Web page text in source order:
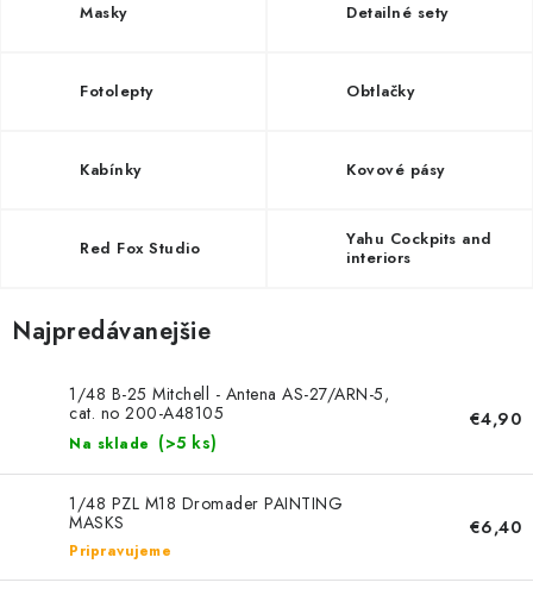
VOUCHERS
PREDÁVANÉ ZNAČKY
Modelársky slovník Art Scale
Masky Detailné sety
Fotolepty Obtlačky
Kabínky Kovové pásy
Red Fox Studio
Yahu Cockpits and
interiors
Najpredávanejšie
1/48 B-25 Mitchell - Antena AS-27/ARN-5,
cat. no 200-A48105
Na sklade (>5 ks)
€4,90
1/48 PZL M18 Dromader PAINTING
MASKS
Pripravujeme
€6,40